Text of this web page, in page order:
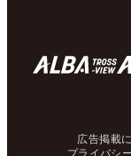
広告掲載
プライバシ